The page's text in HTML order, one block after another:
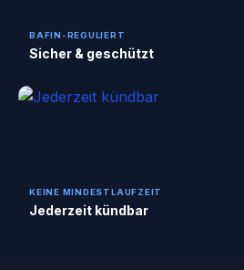
BAFIN-REGULIERT
Sicher & geschützt
KEINE MINDESTLAUFZEIT
Jederzeit kündbar